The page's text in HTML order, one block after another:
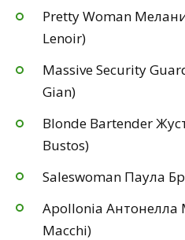
Pretty Woman
Lenoir)
Massive Security
Gian)
Blonde Bartender
Bustos)
Saleswoman Паула
Apollonia Антонелла
Macchi)